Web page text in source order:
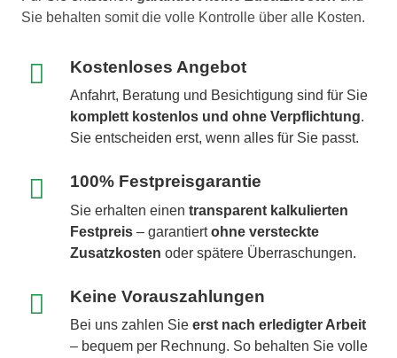
Sie behalten somit die volle Kontrolle über alle Kosten.
Kostenloses Angebot
Anfahrt, Beratung und Besichtigung sind für Sie
komplett kostenlos und ohne Verpflichtung.
Sie entscheiden erst, wenn alles für Sie passt.
100% Festpreisgarantie
Sie erhalten einentransparent kalkulierten
Festpreis – garantiertohne versteckte
Zusatzkosten oder spätere Überraschungen.
Keine Vorauszahlungen
Bei uns zahlen Sieerst nach erledigter Arbeit
– bequem per Rechnung. So behalten Sie volle